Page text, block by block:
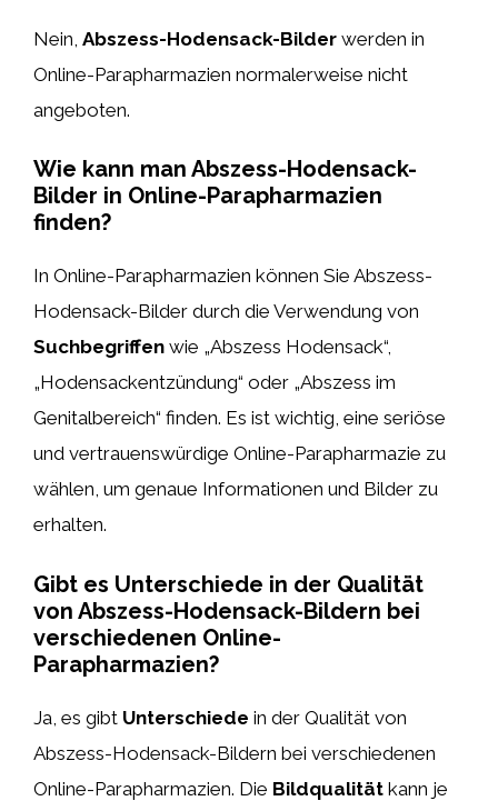
Nein, Abszess-Hodensack-Bilder werden in
Online-Parapharmazien normalerweise nicht
angeboten.
Wie kann man Abszess-Hodensack-
Bilder in Online-Parapharmazien
finden?
In Online-Parapharmazien können Sie Abszess-
Hodensack-Bilder durch die Verwendung von
Suchbegriffen wie „Abszess Hodensack“,
„Hodensackentzündung“ oder „Abszess im
Genitalbereich“ finden. Es ist wichtig, eine seriöse
und vertrauenswürdige Online-Parapharmazie zu
wählen, um genaue Informationen und Bilder zu
erhalten.
Gibt es Unterschiede in der Qualität
von Abszess-Hodensack-Bildern bei
verschiedenen Online-
Parapharmazien?
Ja, es gibt Unterschiede in der Qualität von
Abszess-Hodensack-Bildern bei verschiedenen
Online-Parapharmazien. Die Bildqualität kann je